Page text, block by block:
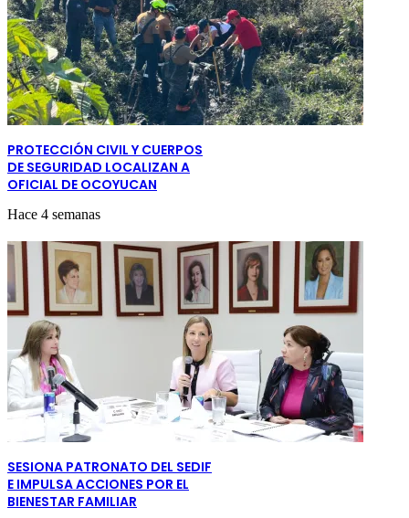
PROTECCIÓN CIVIL Y CUERPOS
DE SEGURIDAD LOCALIZAN A
OFICIAL DE OCOYUCAN
Hace 4 semanas
SESIONA PATRONATO DEL SEDIF
E IMPULSA ACCIONES POR EL
BIENESTAR FAMILIAR